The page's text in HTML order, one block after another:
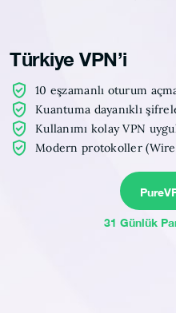
Türkiye VPN’i
10 eşzamanlı oturum
Kuantuma dayanıklı
Kullanımı kolay VPN
Modern protokoller
31 Günlük